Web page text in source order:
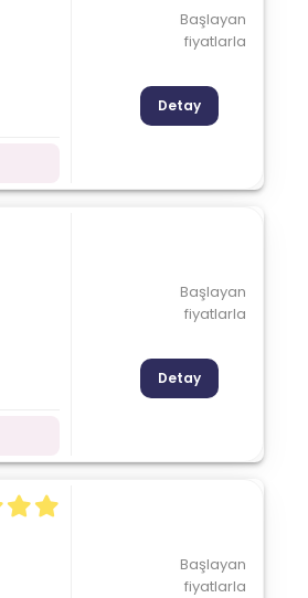
Başlayan
fiyatlarla
Detay
Başlayan
fiyatlarla
Detay
Başlayan
fiyatlarla